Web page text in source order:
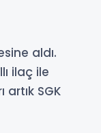
aldı.
ilaç ile
SGK